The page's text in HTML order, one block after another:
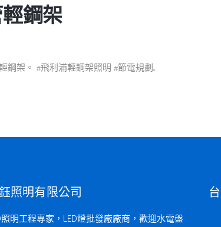
鋼架
架。 #飛利浦輕鋼架照明 #節電規劃...
照明有限公司
照明工程專家，LED燈批發廠廠商，歡迎水電盤